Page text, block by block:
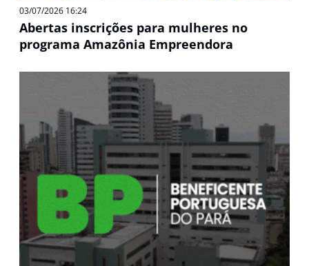
03/07/2026 16:24
Abertas inscrições para mulheres no
programa Amazônia Empreendora